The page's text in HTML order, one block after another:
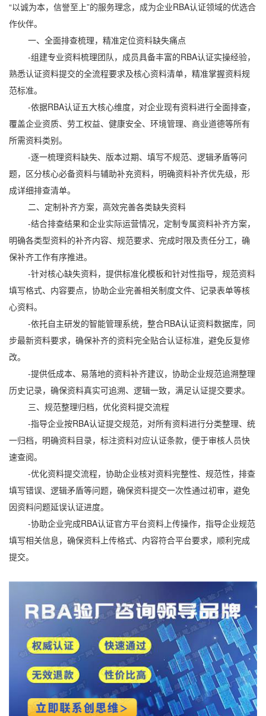
“以诚为本，信誉至上”的服务理念，成为企业RBA认证领域的优选合
作伙伴。
一、全面排查梳理，精准定位资料缺失痛点
-组建专业资料梳理团队，成员具备丰富的RBA认证实操经验，
熟悉认证资料提交的全流程要求及核心资料清单，精准掌握资料规
范标准。
-依据RBA认证五大核心维度，对企业现有资料进行全面排查，
覆盖企业资质、劳工权益、健康安全、环境管理、商业道德等所有
所需资料类别。
-逐一梳理资料缺失、版本过期、填写不规范、逻辑矛盾等问
题，区分核心必备资料与辅助补充资料，明确资料补齐优先级，形
成详细排查清单。
二、定制补齐方案，高效完善各类缺失资料
-结合排查结果和企业实际运营情况，定制专属资料补齐方案，
明确各类型资料的补齐内容、规范要求、完成时限及责任分工，确
保补齐工作有序推进。
-针对核心缺失资料，提供标准化模板和针对性指导，规范资料
填写格式、内容要点，协助企业完善相关制度文件、记录表单等核
心资料。
-依托自主研发的智能管理系统，整合RBA认证资料数据库，同
步最新资料要求，确保补齐的资料完全贴合认证标准，避免反复修
改。
-提供低成本、易落地的资料补齐建议，协助企业规范追溯整理
历史记录，确保资料真实可追溯、逻辑一致，满足认证提交要求。
三、规范整理归档，优化资料提交流程
-指导企业按RBA认证提交规范，对所有资料进行分类整理、统
一归档，明确资料目录，标注资料对应认证条款，便于审核人员快
速查阅。
-优化资料提交流程，协助企业核对资料完整性、规范性，排查
填写错误、逻辑矛盾等问题，确保资料提交一次性通过初审，避免
因资料问题延误认证进度。
-协助企业完成RBA认证官方平台资料上传操作，指导企业规范
填写相关信息，确保资料上传格式、内容符合平台要求，顺利完成
提交。